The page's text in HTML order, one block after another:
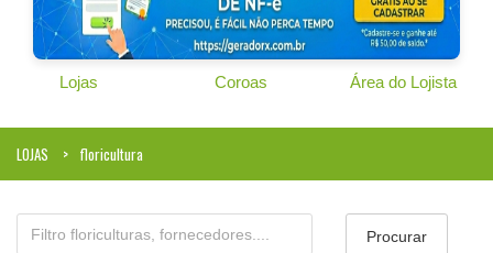
Lojas Coroas Área do Lojista
LOJAS floricultura